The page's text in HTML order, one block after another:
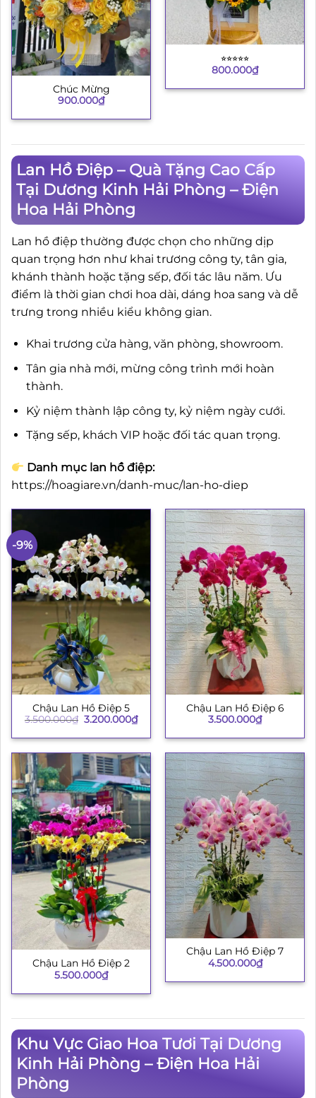
Chúc Mừng
900.000₫
⭐︎⭐︎⭐︎⭐︎⭐︎
800.000₫
Lan Hồ Điệp – Quà Tặng Cao Cấp
Tại Dương Kinh Hải Phòng – Điện
Hoa Hải Phòng
Lan hồ điệp thường được chọn cho những dịp
quan trọng hơn như khai trương công ty, tân gia,
khánh thành hoặc tặng sếp, đối tác lâu năm. Ưu
điểm là thời gian chơi hoa dài, dáng hoa sang và dễ
trưng trong nhiều kiểu không gian.
Khai trương cửa hàng, văn phòng, showroom.
Tân gia nhà mới, mừng công trình mới hoàn
thành.
Kỷ niệm thành lập công ty, kỷ niệm ngày cưới.
Tặng sếp, khách VIP hoặc đối tác quan trọng.
Danh mục lan hồ điệp:
https://hoagiare.vn/danh-muc/lan-ho-diep
-9%
Chậu Lan Hồ Điệp 5
3.500.000₫ Giá
là:
3.200.000₫Giá
hiện
tại
3.200.000₫.
Chậu Lan Hồ Điệp 6
3.500.000₫
Chậu Lan Hồ Điệp 2
5.500.000₫
Chậu Lan Hồ Điệp 7
4.500.000₫
Khu Vực Giao Hoa Tươi Tại Dương
Kinh Hải Phòng – Điện Hoa Hải
Phòng